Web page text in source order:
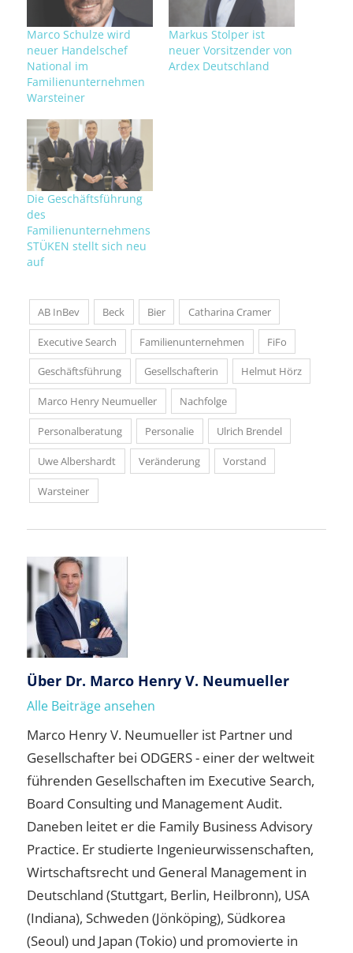
Marco Schulze wird
neuer Handelschef
National im
Familienunternehmen
Warsteiner
Markus Stolper ist
neuer Vorsitzender von
Ardex Deutschland
Die Geschäftsführung
des
Familienunternehmens
STÜKEN stellt sich neu
auf
AB InBev Beck Bier Catharina Cramer
Executive Search Familienunternehmen FiFo
Geschäftsführung Gesellschafterin Helmut Hörz
Marco Henry Neumueller Nachfolge
Personalberatung Personalie Ulrich Brendel
Uwe Albershardt Veränderung Vorstand
Warsteiner
Über Dr. Marco Henry V. Neumueller
Alle Beiträge ansehen
Marco Henry V. Neumueller ist Partner und
Gesellschafter bei ODGERS - einer der weltweit
führenden Gesellschaften im Executive Search,
Board Consulting und Management Audit.
Daneben leitet er die Family Business Advisory
Practice. Er studierte Ingenieurwissenschaften,
Wirtschaftsrecht und General Management in
Deutschland (Stuttgart, Berlin, Heilbronn), USA
(Indiana), Schweden (Jönköping), Südkorea
(Seoul) und Japan (Tokio) und promovierte in